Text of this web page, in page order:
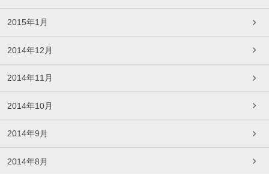
2015年1月
2014年12月
2014年11月
2014年10月
2014年9月
2014年8月